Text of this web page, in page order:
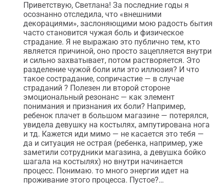
Приветствую, Светлана! За последние годы я
осознанно отследила, что «внешними
декорациями», заслоняющими мою радость бытия
часто становится чужая боль и физическое
страдание. Я не выражаю это публично тем, кто
является причиной, оно просто зацепляется внутри
и сильно захватывает, потом растворяется. Это
разделение чужой боли или это иллюзия? И что
такое сострадание, сопричастие — в случае
страданий ? Полезен ли второй стороне
эмоциональный резонанс — как элемент
понимания и признания их боли? Например,
ребенок плачет в большом магазине — потерялся,
увидела девушку на костылях, ампутирована нога
и тд. Кажется иди мимо — не касается это тебя —
да и ситуация не острая (ребенка, например, уже
заметили сотрудники магазина, а девушка бойко
шагала на костылях) но внутри начинается
процесс. Понимаю. то много энергии идет на
проживание этого процесса. Пустое?…